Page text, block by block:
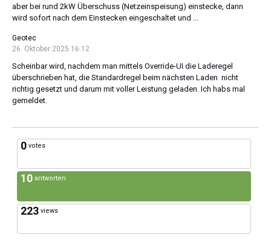
aber bei rund 2kW Überschuss (Netzeinspeisung) einstecke, dann
wird sofort nach dem Einstecken eingeschaltet und ...
Geotec
26. Oktober 2025 16:12
Scheinbar wird, nachdem man mittels Override-UI die Laderegel
überschrieben hat, die Standardregel beim nächsten Laden nicht
richtig gesetzt und darum mit voller Leistung geladen. Ich habs mal
gemeldet.
0 votes
10 antworten
223 views